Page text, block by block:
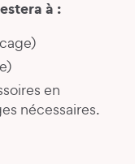
à :
en
nécessaires.